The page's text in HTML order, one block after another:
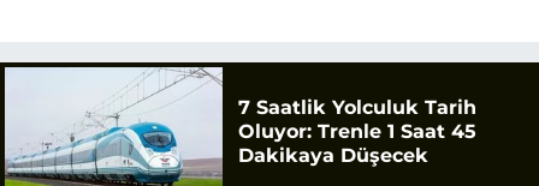
7 Saatlik Yolculuk Tarih
Oluyor: Trenle 1 Saat 45
Dakikaya Düşecek